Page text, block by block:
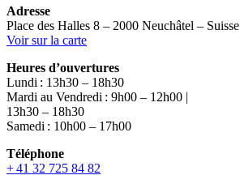
Adresse
Place des Halles 8 – 2000 Neuchâtel – Suisse
Voir sur la carte
Heures d’ouvertures
Lundi : 13h30 – 18h30
Mardi au Vendredi : 9h00 – 12h00 |
13h30 – 18h30
Samedi : 10h00 – 17h00
Téléphone
+ 41 32 725 84 82